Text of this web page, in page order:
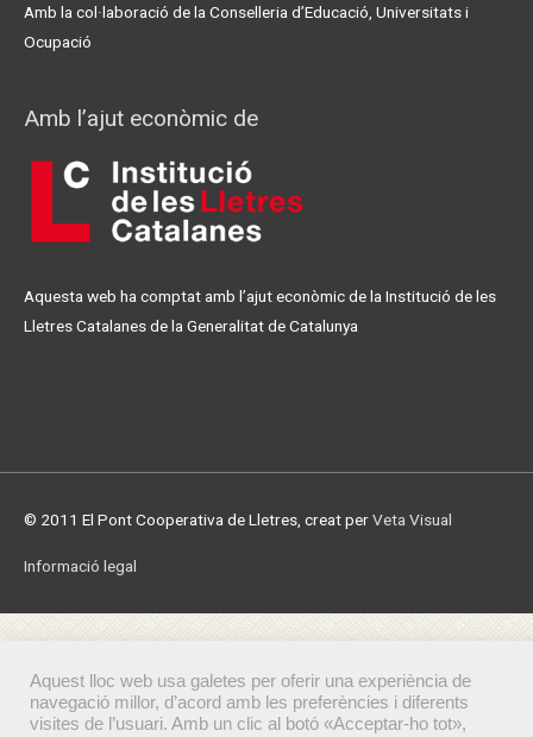
Amb la col·laboració de la Conselleria d’Educació, Universitats i
Ocupació
Amb l’ajut econòmic de
Aquesta web ha comptat amb l’ajut econòmic de la Institució de les
Lletres Catalanes de la Generalitat de Catalunya
© 2011 El Pont Cooperativa de Lletres, creat perVeta Visual
Informació legal
Aquest lloc web usa galetes per oferir una experiència de
navegació millor, d’acord amb les preferències i diferents
visites de l’usuari. Amb un clic al botó «Acceptar-ho tot»,